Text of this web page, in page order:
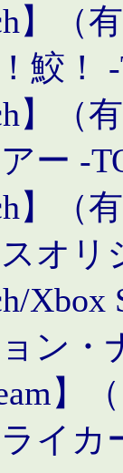
】（
鮫！
】（
ー -
】（
オリ
ン・
】
イカ